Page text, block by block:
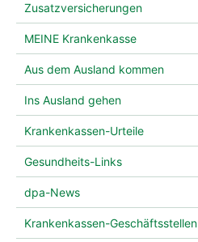
Zusatzversicherungen
MEINE Krankenkasse
Aus dem Ausland kommen
Ins Ausland gehen
Krankenkassen-Urteile
Gesundheits-Links
dpa-News
Krankenkassen-Geschäftsstellen